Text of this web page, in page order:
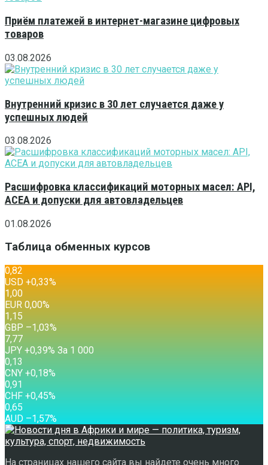
Приём платежей в интернет-магазине цифровых
товаров
03.08.2026
Внутренний кризис в 30 лет случается даже у
успешных людей
03.08.2026
Расшифровка классификаций моторных масел: API,
ACEA и допуски для автовладельцев
01.08.2026
Таблица обменных курсов
0,82
USD +0,33%
1,00
EUR 0,00%
1,15
GBP –1,03%
7,77
JPY +0,39% За 1 000
0,13
CNY +0,18%
0,91
CHF +0,45%
0,65
AUD –1,57%
На страницах нашего сайта вы найдете очень много